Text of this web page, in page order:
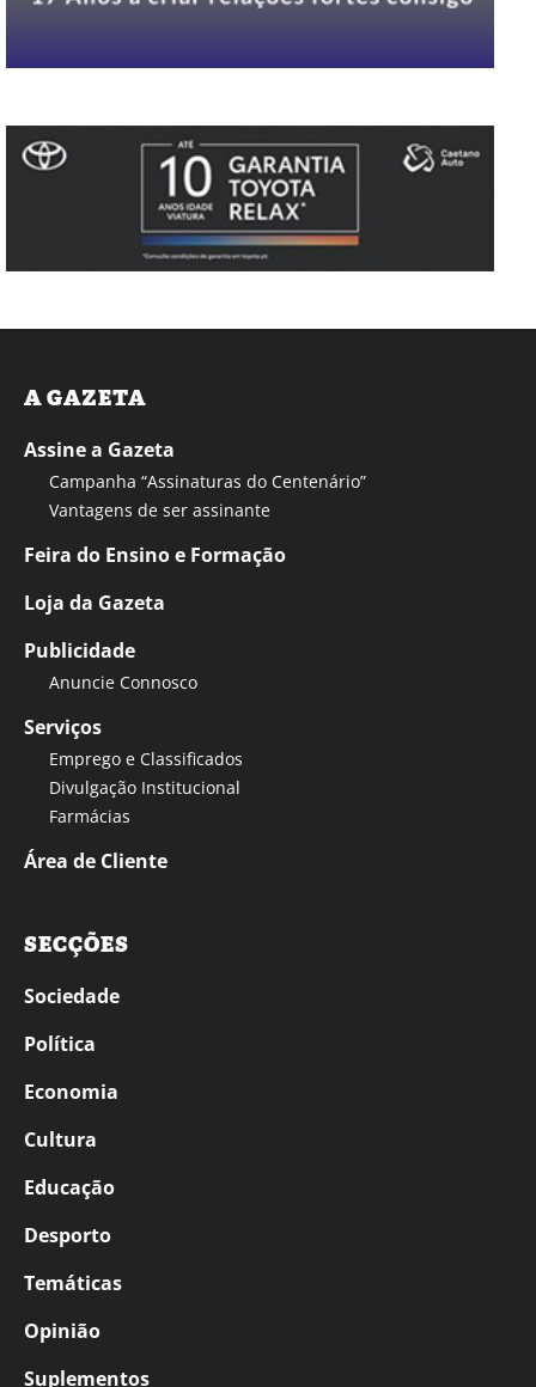
A GAZETA
Assine a Gazeta
Campanha “Assinaturas do Centenário”
Vantagens de ser assinante
Feira do Ensino e Formação
Loja da Gazeta
Publicidade
Anuncie Connosco
Serviços
Emprego e Classificados
Divulgação Institucional
Farmácias
Área de Cliente
SECÇÕES
Sociedade
Política
Economia
Cultura
Educação
Desporto
Temáticas
Opinião
Suplementos